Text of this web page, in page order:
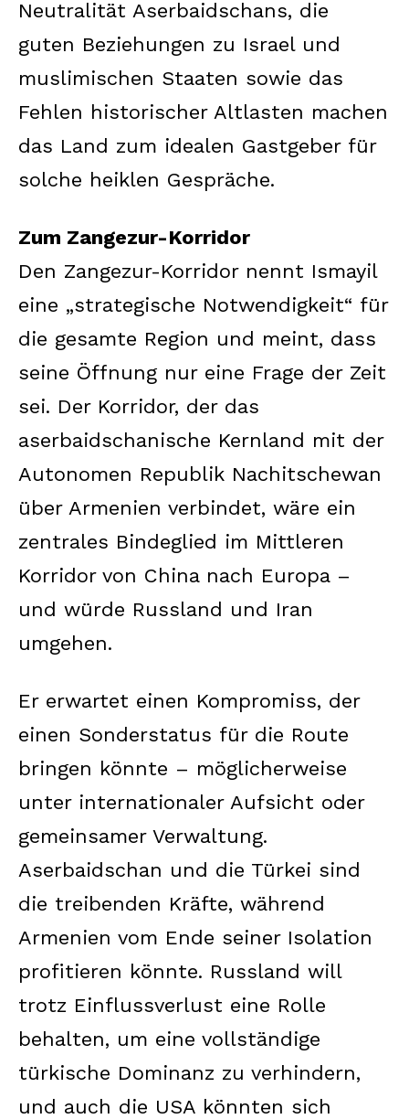
Neutralität Aserbaidschans, die
guten Beziehungen zu Israel und
muslimischen Staaten sowie das
Fehlen historischer Altlasten machen
das Land zum idealen Gastgeber für
solche heiklen Gespräche.
Zum Zangezur-Korridor
Den Zangezur-Korridor nennt Ismayil
eine „strategische Notwendigkeit“ für
die gesamte Region und meint, dass
seine Öffnung nur eine Frage der Zeit
sei. Der Korridor, der das
aserbaidschanische Kernland mit der
Autonomen Republik Nachitschewan
über Armenien verbindet, wäre ein
zentrales Bindeglied im Mittleren
Korridor von China nach Europa –
und würde Russland und Iran
umgehen.
Er erwartet einen Kompromiss, der
einen Sonderstatus für die Route
bringen könnte – möglicherweise
unter internationaler Aufsicht oder
gemeinsamer Verwaltung.
Aserbaidschan und die Türkei sind
die treibenden Kräfte, während
Armenien vom Ende seiner Isolation
profitieren könnte. Russland will
trotz Einflussverlust eine Rolle
behalten, um eine vollständige
türkische Dominanz zu verhindern,
und auch die USA könnten sich